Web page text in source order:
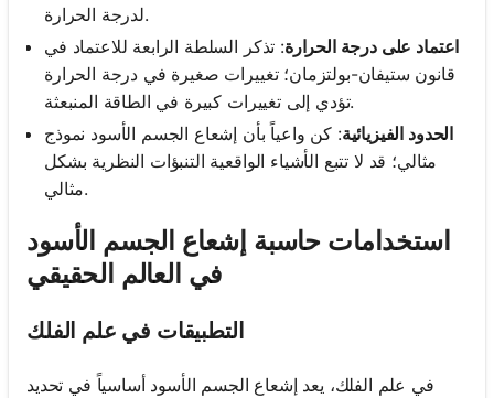
لدرجة الحرارة.
اعتماد على درجة الحرارة: تذكر السلطة الرابعة للاعتماد في
قانون ستيفان-بولتزمان؛ تغييرات صغيرة في درجة الحرارة
تؤدي إلى تغييرات كبيرة في الطاقة المنبعثة.
الحدود الفيزيائية: كن واعياً بأن إشعاع الجسم الأسود نموذج
مثالي؛ قد لا تتبع الأشياء الواقعية التنبؤات النظرية بشكل
مثالي.
استخدامات حاسبة إشعاع الجسم الأسود
في العالم الحقيقي
التطبيقات في علم الفلك
في علم الفلك، يعد إشعاع الجسم الأسود أساسياً في تحديد